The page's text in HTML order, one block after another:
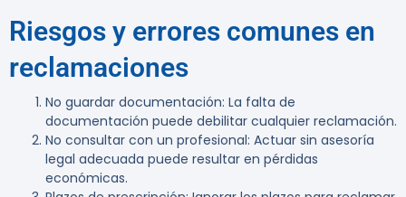
Riesgos y errores comunes en
reclamaciones
No guardar documentación: La falta de
documentación puede debilitar cualquier reclamación.
No consultar con un profesional: Actuar sin asesoría
legal adecuada puede resultar en pérdidas
económicas.